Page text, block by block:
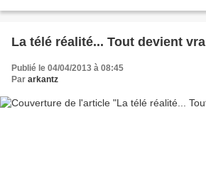
La télé réalité... Tout devient
Publié le 04/04/2013 à 08:45
Par arkantz